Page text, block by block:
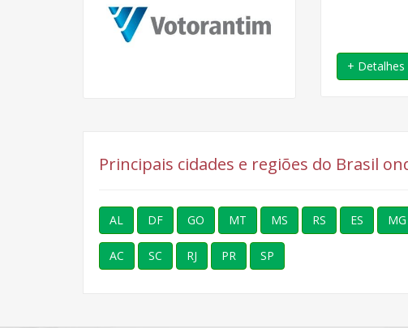
+ Detalhes
Principais cidades e regiões do Brasil
AL DF GO MT MS RS ES MG
AC SC RJ PR SP